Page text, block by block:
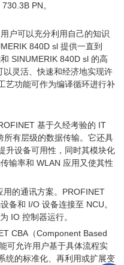
PN。
户可以充分利用自己的知识
840D sl 提供一直到
SINUMERIK 840D sl 的高
灵活、快速和经济地实现许
艺功能可作为编译循环进行补
基于久经考验的 IT
所有层级的数据传输。它还具
升设备可用性，同时其模块化
输率和 WLAN 应用又使其性
的通讯方案。PROFINET
备和 I/O 设备连接至 NCU。
IO 控制器运行。
CBA（Component Based
可允许用户基于具体流程实
统的标准化、再利用或扩展变